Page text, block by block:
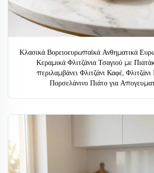
Κλασικά Βορειοευρωπαϊκά Ανθηματικά
Κεραμικά Φλιτζάνια Τσαγιού με
περιλαμβάνει Φλιτζάνι Καφέ,
Πορσελάνινο Πιάτο για